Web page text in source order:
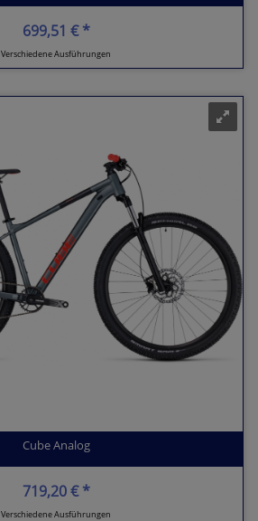
699,51 € *
Verschiedene Ausführungen
Cube Analog
719,20 € *
Verschiedene Ausführungen